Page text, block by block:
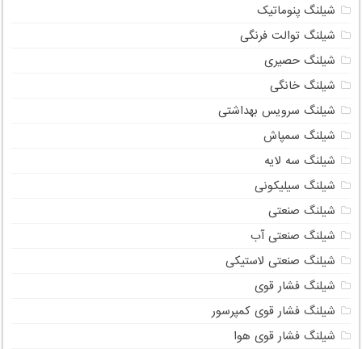
شیلنگ پنوماتیک
شیلنگ توالت فرنگی
شیلنگ حصیری
شیلنگ خانگی
شیلنگ سرویس بهداشتی
شیلنگ سمپاش
شیلنگ سه لایه
شیلنگ سیلیکونی
شیلنگ صنعتی
شیلنگ صنعتی آب
شیلنگ صنعتی لاستیکی
شیلنگ فشار قوی
شیلنگ فشار قوی کمپرسور
شیلنگ فشار قوی هوا